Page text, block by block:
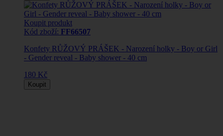
Koupit produkt
Kód zboží: FF66507
Konfety RŮŽOVÝ PRÁŠEK - Narození holky - Boy or Girl
- Gender reveal - Baby shower - 40 cm
180 Kč
Koupit